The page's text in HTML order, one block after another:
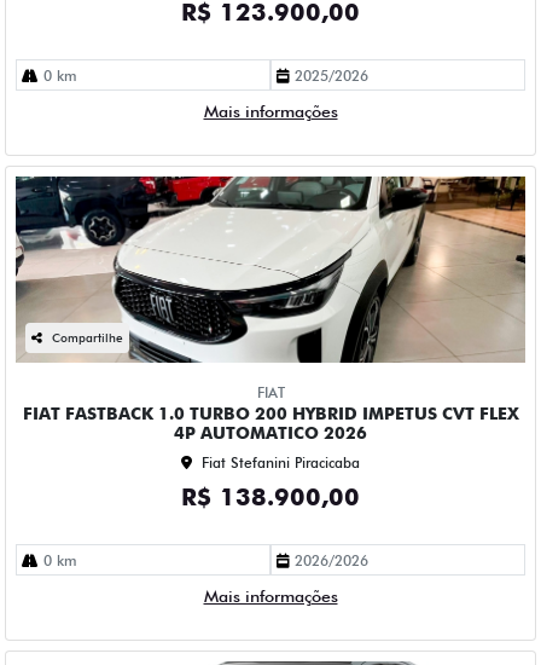
R$ 123.900,00
0 km 2025/2026
Mais informações
Compartilhe
FIAT
FIAT FASTBACK 1.0 TURBO 200 HYBRID IMPETUS CVT FLEX
4P AUTOMATICO 2026
Fiat Stefanini Piracicaba
R$ 138.900,00
0 km 2026/2026
Mais informações